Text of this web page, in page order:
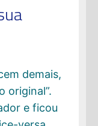
demais,
original”.
e ficou